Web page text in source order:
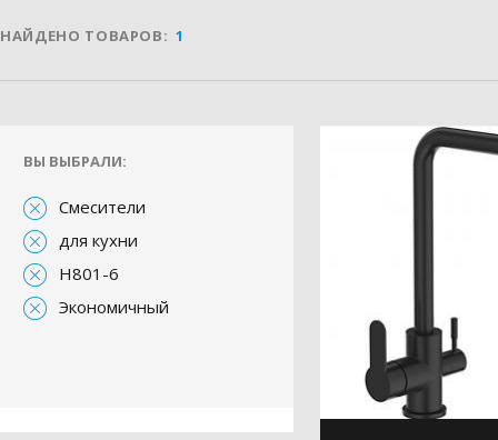
НАЙДЕНО ТОВАРОВ: 1
ВЫ ВЫБРАЛИ:
Смесители
для кухни
H801-6
Экономичный